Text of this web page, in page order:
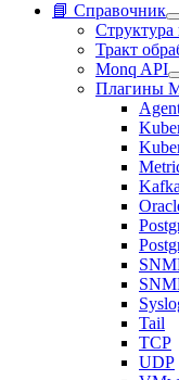
📘 Справочник
Тракт
Monq API
Плагины
Kafka
Tail
TCP
UDP